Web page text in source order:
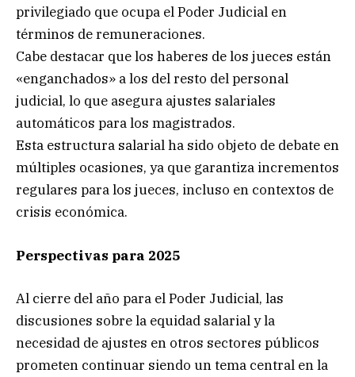
privilegiado que ocupa el Poder Judicial en
términos de remuneraciones.
Cabe destacar que los haberes de los jueces están
«enganchados» a los del resto del personal
judicial, lo que asegura ajustes salariales
automáticos para los magistrados.
Esta estructura salarial ha sido objeto de debate en
múltiples ocasiones, ya que garantiza incrementos
regulares para los jueces, incluso en contextos de
crisis económica.
Perspectivas para 2025
Al cierre del año para el Poder Judicial, las
discusiones sobre la equidad salarial y la
necesidad de ajustes en otros sectores públicos
prometen continuar siendo un tema central en la